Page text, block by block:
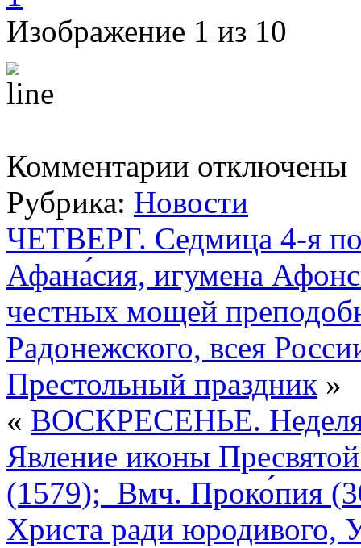
Изображение 1 из 10
Комментарии записи
Молебен
с
преподобному
Сергию
Радонежскому
отключены
Рубрика: Новости
ЧЕТВЕРГ. Седмица 4-я
Афана́сия, игумена
честных мощей
Радонежского, всея
Престольный праздник »
« ВОСКРЕСЕНЬЕ. Неделя
Явление иконы
(1579); Вмч. Проко́пия
Христа ради юродивого,